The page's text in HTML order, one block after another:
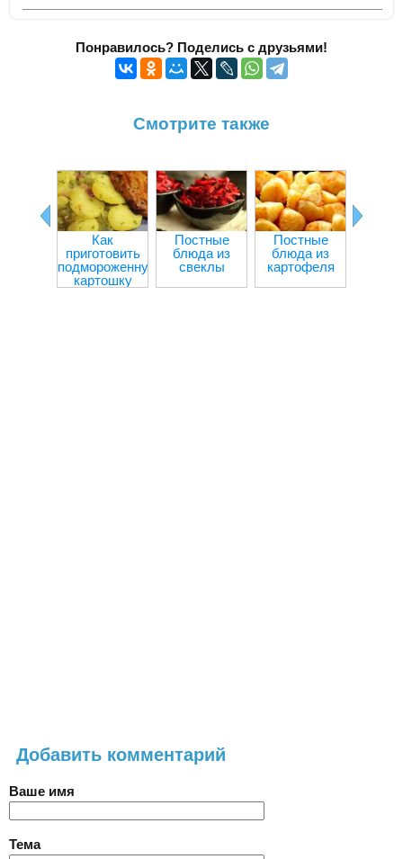
Понравилось? Поделись с друзьями!
Смотрите также
Как
приготовить
подмороженную
картошку
Постные
блюда из
свеклы
Постные
блюда из
картофеля
Добавить комментарий
Ваше имя
Тема